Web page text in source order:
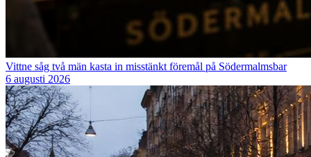
Vittne såg två män kasta in misstänkt föremål på Södermalmsbar
6 augusti 2026